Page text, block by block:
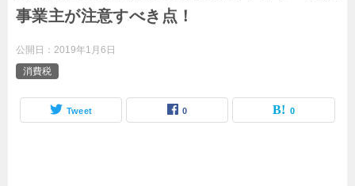
事業主が注意すべき点！
公開日： 2019年1月6日
消費税
Tweet 0 0